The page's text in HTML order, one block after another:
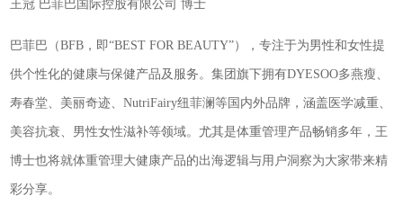
王冠 巴菲巴国际控股有限公司 博士
巴菲巴（BFB，即“BEST FOR BEAUTY”），专注于为男性和女性提
供个性化的健康与保健产品及服务。集团旗下拥有DYESOO多燕瘦、
寿春堂、美丽奇迹、NutriFairy纽菲澜等国内外品牌，涵盖医学减重、
美容抗衰、男性女性滋补等领域。尤其是体重管理产品畅销多年，王
博士也将就体重管理大健康产品的出海逻辑与用户洞察为大家带来精
彩分享。